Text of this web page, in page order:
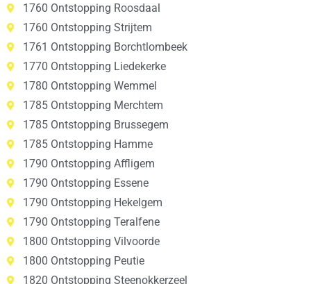
1760 Ontstopping Roosdaal
1760 Ontstopping Strijtem
1761 Ontstopping Borchtlombeek
1770 Ontstopping Liedekerke
1780 Ontstopping Wemmel
1785 Ontstopping Merchtem
1785 Ontstopping Brussegem
1785 Ontstopping Hamme
1790 Ontstopping Affligem
1790 Ontstopping Essene
1790 Ontstopping Hekelgem
1790 Ontstopping Teralfene
1800 Ontstopping Vilvoorde
1800 Ontstopping Peutie
1820 Ontstopping Steenokkerzeel